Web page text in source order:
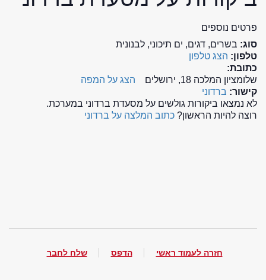
פרטים נוספים
סוג: בשרים, דגים, ים תיכוני, לבנונית
טלפון: הצג טלפון
כתובת:
שלומציון המלכה 18, ירושלים
הצג על המפה
קישור: ברדוני
לא נמצאו ביקורות גולשים על מסעדת ברדוני במערכת.
רוצה להיות הראשון? כתוב המלצה על ברדוני
חזרה לעמוד ראשי הדפס שלח לחבר